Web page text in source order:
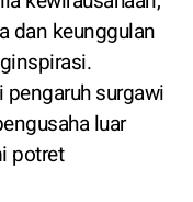
dan keunggulan
surgawi
luar
potret